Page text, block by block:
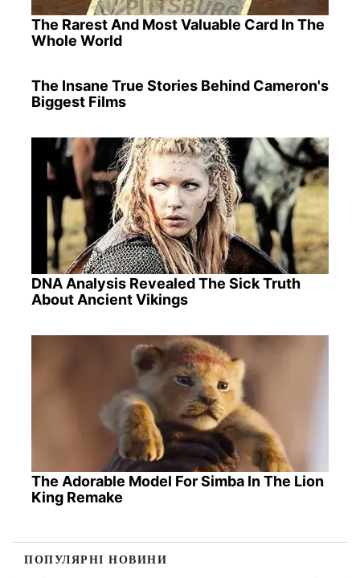
The Rarest And Most Valuable Card In The
Whole World
The Insane True Stories Behind Cameron's
Biggest Films
DNA Analysis Revealed The Sick Truth
About Ancient Vikings
The Adorable Model For Simba In The Lion
King Remake
ПОПУЛЯРНІ НОВИНИ